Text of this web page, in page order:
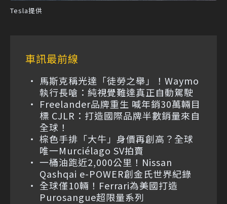
Tesla提供
車訊最前線
馬斯克稱光達「徒勞之舉」！Waymo
執行長嗆：純視覺難達真正自動駕駛
Freelander品牌重生 喊年銷30萬輛目
標 CJLR：打造國際品牌半數銷量來自
全球！
棕色手排「大牛」身價再創高？全球
唯一Murciélago SV拍賣
一桶油跑近2,000公里！Nissan
Qashqai e-POWER創金氏世界紀錄
全球僅10輛！Ferrari為美國打造
Purosangue超限量系列